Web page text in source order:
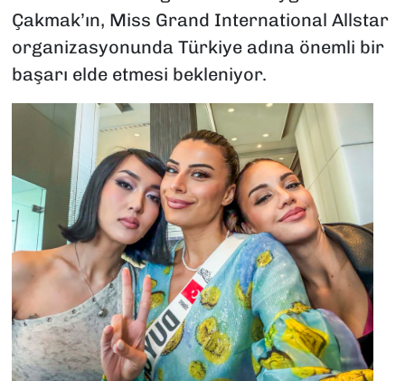
Çakmak’ın, Miss Grand International Allstar
organizasyonunda Türkiye adına önemli bir
başarı elde etmesi bekleniyor.